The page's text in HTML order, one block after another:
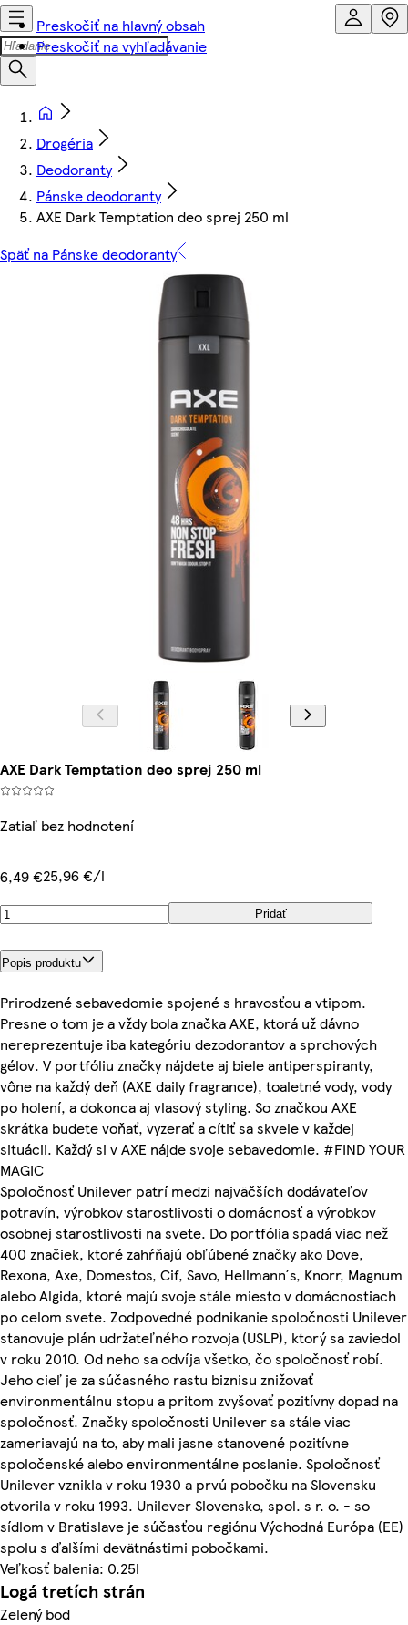
Preskočiť na hlavný obsah
Preskočiť na vyhľadávanie
Drogéria
Deodoranty
Pánske deodoranty
AXE Dark Temptation deo sprej 250 ml
Späť na Pánske deodoranty
AXE Dark Temptation deo sprej 250 ml
Zatiaľ bez hodnotení
6,49 €25,96 €/l
Pridať
Popis produktu
Prirodzené sebavedomie spojené s hravosťou a vtipom.
Presne o tom je a vždy bola značka AXE, ktorá už dávno
nereprezentuje iba kategóriu dezodorantov a sprchových
gélov. V portfóliu značky nájdete aj biele antiperspiranty,
vône na každý deň (AXE daily fragrance), toaletné vody, vody
po holení, a dokonca aj vlasový styling. So značkou AXE
skrátka budete voňať, vyzerať a cítiť sa skvele v každej
situácii. Každý si v AXE nájde svoje sebavedomie. #FIND YOUR
MAGIC
Spoločnosť Unilever patrí medzi najväčších dodávateľov
potravín, výrobkov starostlivosti o domácnosť a výrobkov
osobnej starostlivosti na svete. Do portfólia spadá viac než
400 značiek, ktoré zahŕňajú obľúbené značky ako Dove,
Rexona, Axe, Domestos, Cif, Savo, Hellmann´s, Knorr, Magnum
alebo Algida, ktoré majú svoje stále miesto v domácnostiach
po celom svete. Zodpovedné podnikanie spoločnosti Unilever
stanovuje plán udržateľného rozvoja (USLP), ktorý sa zaviedol
v roku 2010. Od neho sa odvíja všetko, čo spoločnosť robí.
Jeho cieľ je za súčasného rastu biznisu znižovať
environmentálnu stopu a pritom zvyšovať pozitívny dopad na
spoločnosť. Značky spoločnosti Unilever sa stále viac
zameriavajú na to, aby mali jasne stanovené pozitívne
spoločenské alebo environmentálne poslanie. Spoločnosť
Unilever vznikla v roku 1930 a prvú pobočku na Slovensku
otvorila v roku 1993. Unilever Slovensko, spol. s r. o. - so
sídlom v Bratislave je súčasťou regiónu Východná Európa (EE)
spolu s ďalšími devätnástimi pobočkami.
Veľkosť balenia: 0.25l
Logá tretích strán
Zelený bod